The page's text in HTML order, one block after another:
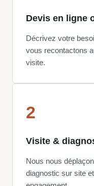
Devis en ligne
Décrivez votre
vous recontactons
visite.
2
Visite &
Nous nous
diagnostic sur site